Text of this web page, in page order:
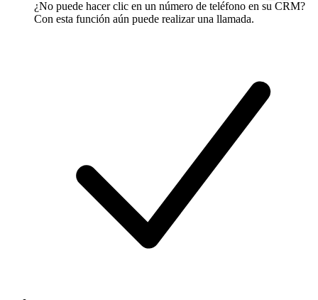
¿No puede hacer clic en un número de teléfono en su CRM?
Con esta función aún puede realizar una llamada.